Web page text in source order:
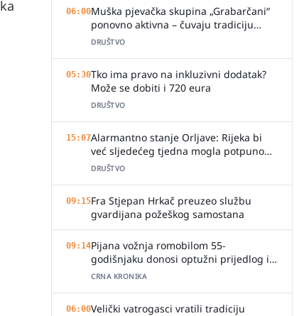
06:00Muška pjevačka skupina „Grabarčani“
ponovno aktivna – čuvaju tradiciju
izvornog slavonskog pjevanja
DRUŠTVO
05:30Tko ima pravo na inkluzivni dodatak?
Može se dobiti i 720 eura
DRUŠTVO
15:07Alarmantno stanje Orljave: Rijeka bi
već sljedećeg tjedna mogla potpuno
presušiti
DRUŠTVO
09:15Fra Stjepan Hrkač preuzeo službu
gvardijana požeškog samostana
09:14Pijana vožnja romobilom 55-
godišnjaku donosi optužni prijedlog i
kaznu
CRNA KRONIKA
06:00Velički vatrogasci vratili tradiciju